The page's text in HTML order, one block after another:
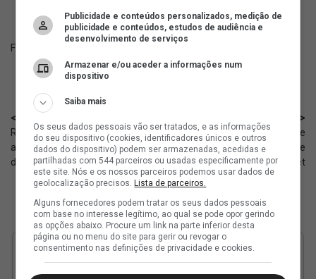
Fonte:
< Anterior
RTI: Staff de Marino busca
alternativas para o atacante
deixar o Vasco
Próximo >
Detalhes sobre o acordo de
patrocínio encaminhado entre
Vasco e SportingBet
Publicidade e conteúdos personalizados, medição de
publicidade e conteúdos, estudos de audiência e
desenvolvimento de serviços
Armazenar e/ou aceder a informações num
dispositivo
Saiba mais
Os seus dados pessoais vão ser tratados, e as informações
do seu dispositivo (cookies, identificadores únicos e outros
dados do dispositivo) podem ser armazenadas, acedidas e
partilhadas com 544 parceiros ou usadas especificamente por
este site. Nós e os nossos parceiros podemos usar dados de
geolocalização precisos.Lista de parceiros.
Alguns fornecedores podem tratar os seus dados pessoais
com base no interesse legítimo, ao qual se pode opor gerindo
as opções abaixo. Procure um link na parte inferior desta
página ou no menu do site para gerir ou revogar o
consentimento nas definições de privacidade e cookies.